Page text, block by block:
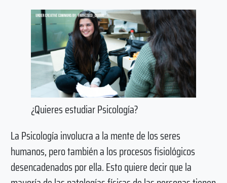
¿Quieres estudiar Psicología?
La Psicología involucra a la mente de los seres
humanos, pero también a los procesos fisiológicos
desencadenados por ella. Esto quiere decir que la